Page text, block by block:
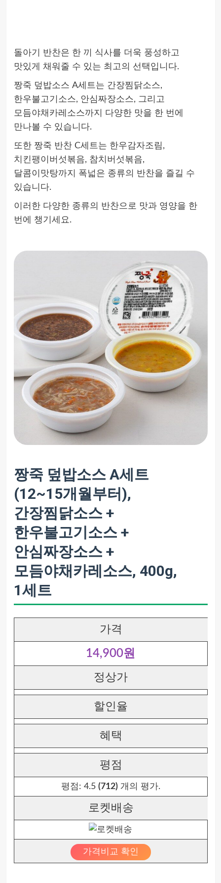
돌아기 반찬은 한 끼 식사를 더욱 풍성하고
맛있게 채워줄 수 있는 최고의 선택입니다.
짱죽 덮밥소스 A세트는 간장찜닭소스,
한우불고기소스, 안심짜장소스, 그리고
모듬야채카레소스까지 다양한 맛을 한 번에
만나볼 수 있습니다.
또한 짱죽 반찬 C세트는 한우감자조림,
치킨팽이버섯볶음, 참치버섯볶음,
달콤이맛탕까지 폭넓은 종류의 반찬을 즐길 수
있습니다.
이러한 다양한 종류의 반찬으로 맛과 영양을 한
번에 챙기세요.
짱죽 덮밥소스 A세트
(12~15개월부터),
간장찜닭소스 +
한우불고기소스 +
안심짜장소스 +
모듬야채카레소스, 400g,
1세트
가격
14,900원
정상가
할인율
혜택
평점
평점: 4.5 (712)개의 평가.
로켓배송
가격비교 확인